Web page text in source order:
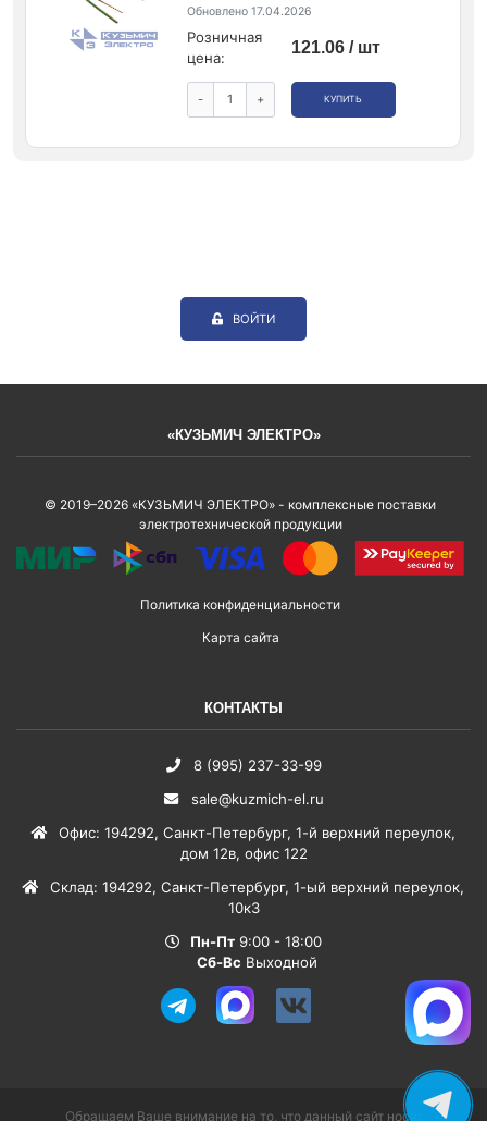
Обновлено 17.04.2026
Розничная
цена:
121.06 / шт
- + КУПИТЬ
ВОЙТИ
«КУЗЬМИЧ ЭЛЕКТРО»
© 2019–2026 «КУЗЬМИЧ ЭЛЕКТРО» - комплексные поставки
электротехнической продукции
Политика конфиденциальности
Карта сайта
КОНТАКТЫ
8 (995) 237-33-99
sale@kuzmich-el.ru
Офис: 194292, Санкт-Петербург, 1-й верхний переулок,
дом 12в, офис 122
Склад: 194292, Санкт-Петербург, 1-ый верхний переулок,
10к3
Пн-Пт 9:00 - 18:00
Сб-Вс Выходной
Обращаем Ваше внимание на то, что данный сайт носит